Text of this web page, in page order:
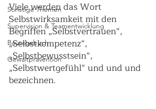
Sonstige Themen
Supervision & Teamentwicklung
Bautagebuch
Gewaltprävention
Viele werden das Wort
Selbstwirksamkeit mit den
Begriffen „Selbstvertrauen“,
„Selbstkompetenz“,
„Selbstbewusstsein“,
„Selbstwertgefühl“ und und und
bezeichnen.